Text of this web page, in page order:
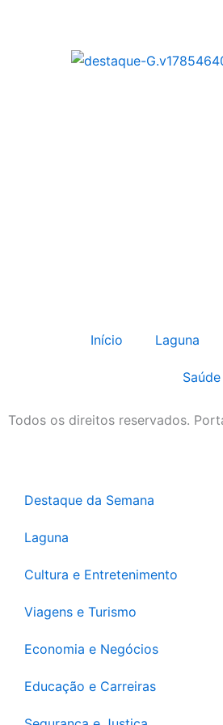
Início Laguna
Todos os direitos reservados.
Destaque da Semana
Laguna
Cultura e Entretenimento
Viagens e Turismo
Economia e Negócios
Educação e Carreiras